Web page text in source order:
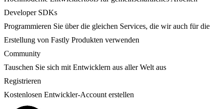
Developer SDKs
Programmieren Sie über die gleichen Services, die wir auch für die
Erstellung von Fastly Produkten verwenden
Community
Tauschen Sie sich mit Entwicklern aus aller Welt aus
Registrieren
Kostenlosen Entwickler-Account erstellen